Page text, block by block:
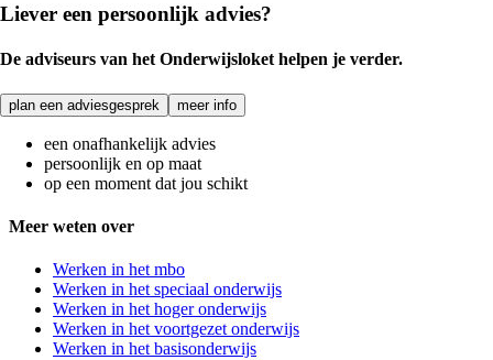
Liever een persoonlijk advies?
De adviseurs van het Onderwijsloket helpen je verder.
plan een adviesgesprek meer info
een onafhankelijk advies
persoonlijk en op maat
op een moment dat jou schikt
Meer weten over
Werken in het mbo
Werken in het speciaal onderwijs
Werken in het hoger onderwijs
Werken in het voortgezet onderwijs
Werken in het basisonderwijs